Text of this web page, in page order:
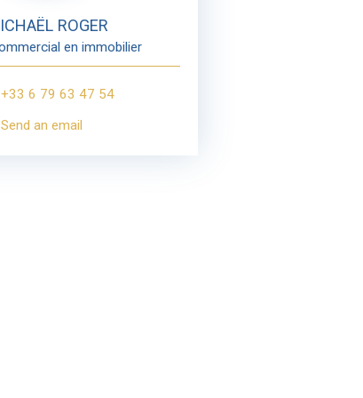
ROGER
en immobilier
+33 6 79 63 47 54
Send an email